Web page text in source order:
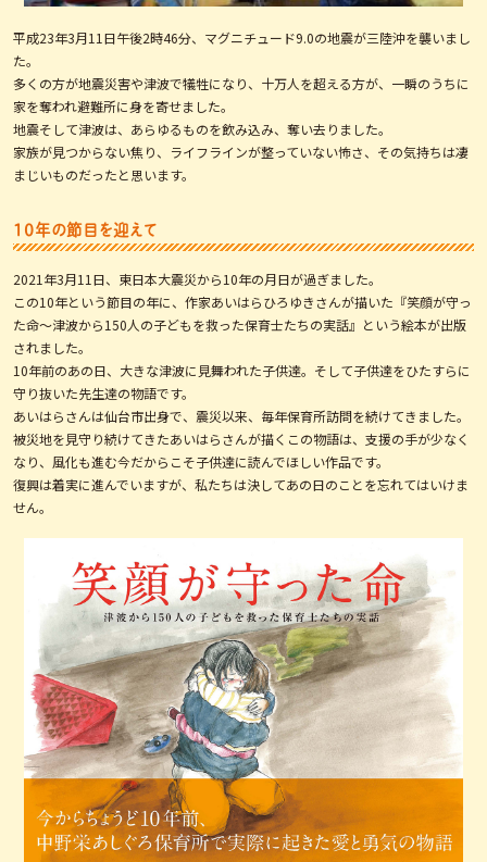
平成23年3月11日午後2時46分、マグニチュード9.0の地震が三陸沖を襲いまし
た。
多くの方が地震災害や津波で犠牲になり、十万人を超える方が、一瞬のうちに
家を奪われ避難所に身を寄せました。
地震そして津波は、あらゆるものを飲み込み、奪い去りました。
家族が見つからない焦り、ライフラインが整っていない怖さ、その気持ちは凄
まじいものだったと思います。
10年の節目を迎えて
2021年3月11日、東日本大震災から10年の月日が過ぎました。
この10年という節目の年に、作家あいはらひろゆきさんが描いた『笑顔が守っ
た命〜津波から150人の子どもを救った保育士たちの実話』という絵本が出版
されました。
10年前のあの日、大きな津波に見舞われた子供達。そして子供達をひたすらに
守り抜いた先生達の物語です。
あいはらさんは仙台市出身で、震災以来、毎年保育所訪問を続けてきました。
被災地を見守り続けてきたあいはらさんが描くこの物語は、支援の手が少なく
なり、風化も進む今だからこそ子供達に読んでほしい作品です。
復興は着実に進んでいますが、私たちは決してあの日のことを忘れてはいけま
せん。